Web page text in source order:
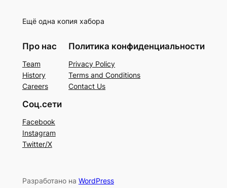
Ещё одна копия хабора
Про нас
Team
History
Careers
Политика конфиденциальности
Privacy Policy
Terms and Conditions
Contact Us
Соц.сети
Facebook
Instagram
Twitter/X
Разработано на WordPress